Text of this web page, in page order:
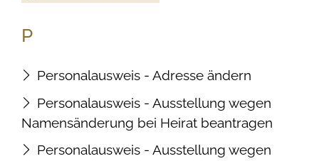
P
Personalausweis - Adresse ändern
Personalausweis - Ausstellung wegen
Namensänderung bei Heirat beantragen
Personalausweis - Ausstellung wegen